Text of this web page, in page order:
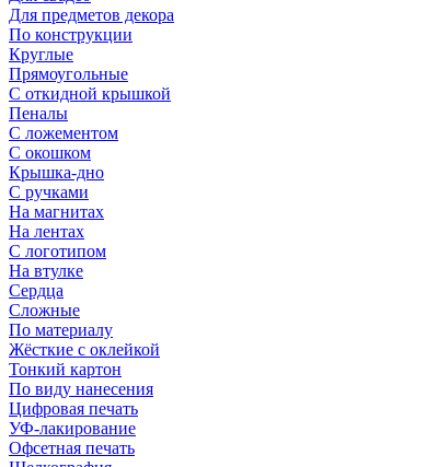
Для предметов декора
По конструкции
Круглые
Прямоугольные
С откидной крышкой
Пеналы
С ложементом
С окошком
Крышка-дно
С ручками
На магнитах
На лентах
С логотипом
На втулке
Сердца
Сложные
По материалу
Жёсткие с оклейкой
Тонкий картон
По виду нанесения
Цифровая печать
УФ-лакирование
Офсетная печать